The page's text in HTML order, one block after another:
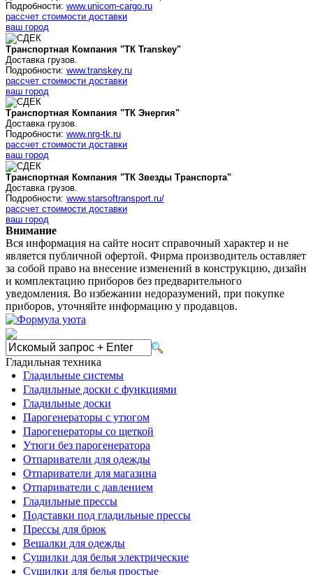
Подробности: www.unicom-cargo.ru
рассчет стоимости доставки
ваш город
Транспортная Компания "ТК Transkey"
Доставка грузов.
Подробности: www.transkey.ru
рассчет стоимости доставки
ваш город
Транспортная Компания "ТК Энергия"
Доставка грузов.
Подробности: www.nrg-tk.ru
рассчет стоимости доставки
ваш город
Транспортная Компания "ТК Звезды Транспорта"
Доставка грузов.
Подробности: www.starsoftransport.ru/
рассчет стоимости доставки
ваш город
Внимание
Вся информация на сайте носит справочный характер и не
является публичной офертой. Фирма производитель оставляет
за собой право на внесение изменений в конструкцию, дизайн
и комплектацию приборов без предварительного
уведомления. Во избежании недоразумений, при покупке
приборов, уточняйте информацию у продавцов.
Гладильная техника
Гладильные системы
Гладильные доски с функциями
Гладильные доски
Парогенераторы с утюгом
Парогенераторы со щеткой
Утюги без парогенератора
Отпариватели для одежды
Отпариватели для магазина
Отпариватели с давлением
Гладильные прессы
Подставки под гладильные прессы
Прессы для брюк
Вешалки для одежды
Сушилки для белья электрические
Сушилки для белья простые